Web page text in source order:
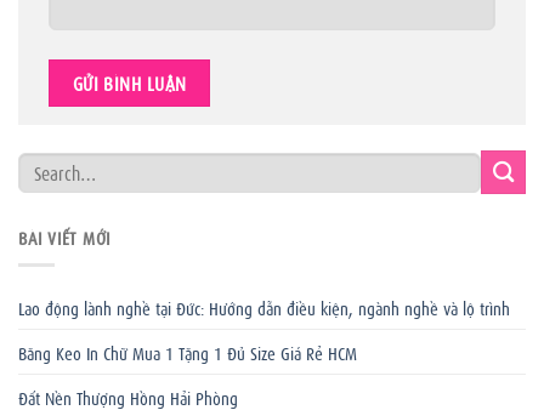
BÀI VIẾT MỚI
Lao động lành nghề tại Đức: Hướng dẫn điều kiện, ngành nghề và lộ trình
Băng Keo In Chữ Mua 1 Tặng 1 Đủ Size Giá Rẻ HCM
Đất Nền Thượng Hồng Hải Phòng